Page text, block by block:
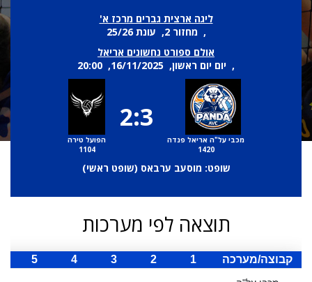
ליגה ארצית גברים מרכז א'
, מחזור 2, עונת 25/26
אולם ספורט נחשונים אריאל
, יום יום ראשון, 16/11/2025, 20:00
מכבי על"ה אריאל פנדה
1420
2:3
הפועל טירה
1104
שופט: מוסעב ערבאס (שופט ראשי)
תוצאה לפי מערכות
קבוצה/מערכה 1
2
3
4
5